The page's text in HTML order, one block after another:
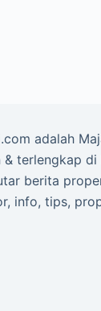
adalah
terlengkap di
berita
info, tips,